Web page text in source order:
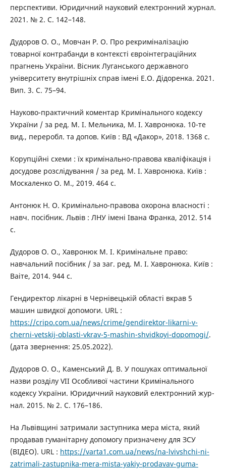
перспективи. Юридичний науковий електронний журнал.
2021. № 2. С. 142–148.
Дудоров О. О., Мовчан Р. О. Про рекриміналізацію
товарної контрабанди в контексті євроінтеграційних
прагнень України. Вісник Луганського державного
університету внутрішніх справ імені Е.О. Дідоренка. 2021.
Вип. 3. С. 75–94.
Науково-практичний коментар Кримінального кодексу
України / за ред. М. І. Мельника, М. І. Хавронюка. 10-те
вид., переробл. та допов. Київ : ВД «Дакор», 2018. 1368 с.
Корупційні схеми : їх кримінально-правова кваліфікація і
досудове розслідування / за ред. М. І. Хавронюка. Київ :
Москаленко О. М., 2019. 464 с.
Антонюк Н. О. Кримінально-правова охорона власності :
навч. посібник. Львів : ЛНУ імені Івана Франка, 2012. 514
с.
Дудоров О. О., Хавронюк М. І. Кримінальне право:
навчальний посібник / за заг. ред. М. І. Хавронюка. Київ :
Ваіте, 2014. 944 с.
Гендиректор лікарні в Чернівецькій області вкрав 5
машин швидкої допомоги. URL :
https://cripo.com.ua/news/crime/gendirektor-likarni-v-
cherni-vetskij-oblasti-vkrav-5-mashin-shvidkoyi-dopomogi/.
(дата звернення: 25.05.2022).
Дудоров О. О., Каменський Д. В. У пошуках оптимальної
назви розділу VII Особливої частини Кримінального
кодексу України. Юридичний науковий електронний жур-
нал. 2015. № 2. С. 176–186.
На Львівщині затримали заступника мера міста, який
продавав гуманітарну допомогу призначену для ЗСУ
(ВІДЕО). URL : https://varta1.com.ua/news/na-lvivshchi-ni-
zatrimali-zastupnika-mera-mista-yakiy-prodavav-guma-